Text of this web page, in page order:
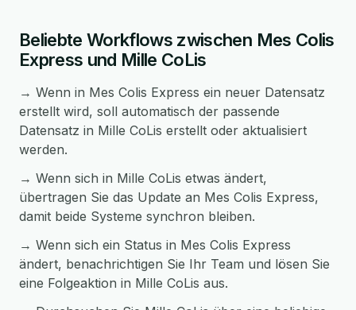
Beliebte Workflows zwischen Mes Colis
Express und Mille CoLis
→ Wenn in Mes Colis Express ein neuer Datensatz
erstellt wird, soll automatisch der passende
Datensatz in Mille CoLis erstellt oder aktualisiert
werden.
→ Wenn sich in Mille CoLis etwas ändert,
übertragen Sie das Update an Mes Colis Express,
damit beide Systeme synchron bleiben.
→ Wenn sich ein Status in Mes Colis Express
ändert, benachrichtigen Sie Ihr Team und lösen Sie
eine Folgeaktion in Mille CoLis aus.